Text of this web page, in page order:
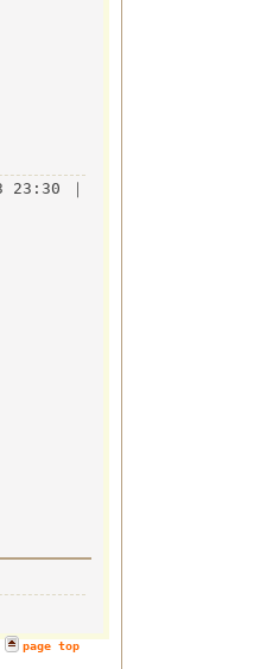
23:30 ｜
page top